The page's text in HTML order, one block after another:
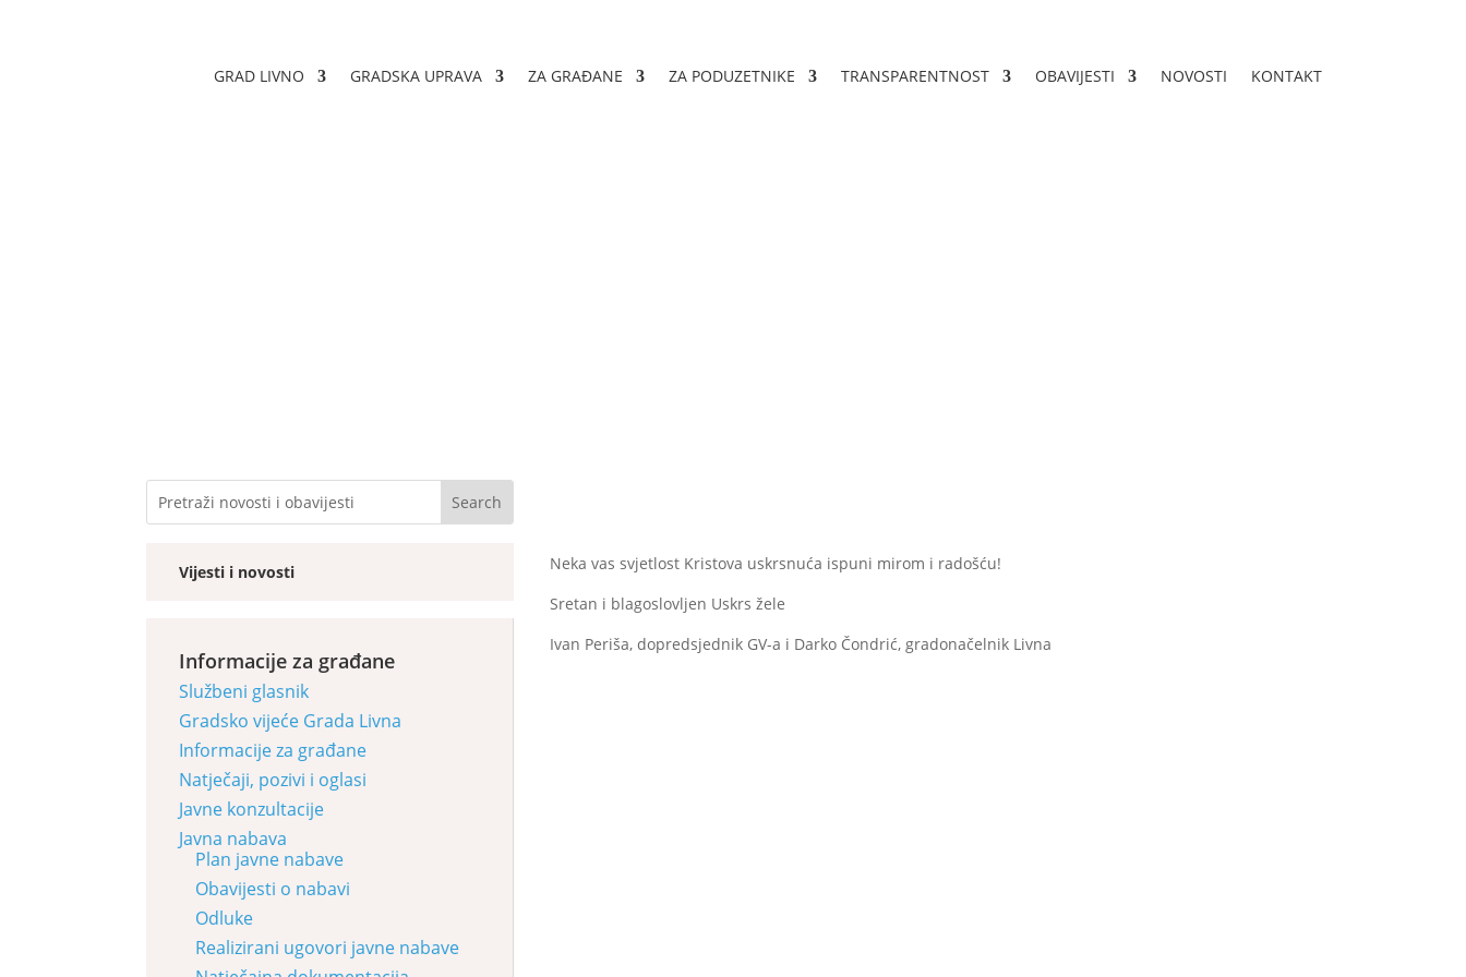
GRAD LIVNO GRADSKA UPRAVA ZA GRAĐANE ZA PODUZETNIKE TRANSPARENTNOST OBAVIJESTI NOVOSTI KONTAKT
Vijesti i novosti
Informacije za građane
Službeni glasnik
Gradsko vijeće Grada Livna
Informacije za građane
Natječaji, pozivi i oglasi
Javne konzultacije
Javna nabava
Plan javne nabave
Obavijesti o nabavi
Odluke
Realizirani ugovori javne nabave
Neka vas svjetlost Kristova uskrsnuća ispuni mirom i radošću!
Sretan i blagoslovljen Uskrs žele
Ivan Periša, dopredsjednik GV-a i Darko Čondrić, gradonačelnik Livna